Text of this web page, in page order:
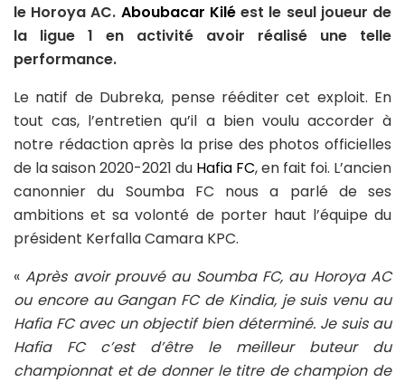
le Horoya AC. Aboubacar Kiléest le seul joueur de
la ligue 1 en activité avoir réalisé une telle
performance.
Le natif de Dubreka, pense rééditer cet exploit. En
tout cas, l’entretien qu’il a bien voulu accorder à
notre rédaction après la prise des photos officielles
de la saison 2020-2021 du Hafia FC, en fait foi. L’ancien
canonnier du Soumba FC nous a parlé de ses
ambitions et sa volonté de porter haut l’équipe du
président Kerfalla Camara KPC.
«Après avoir prouvé au Soumba FC, au Horoya AC
ou encore au Gangan FC de Kindia, je suis venu au
Hafia FC avec un objectif bien déterminé. Je suis au
Hafia FC c’est d’être le meilleur buteur du
championnat et de donner le titre de champion de